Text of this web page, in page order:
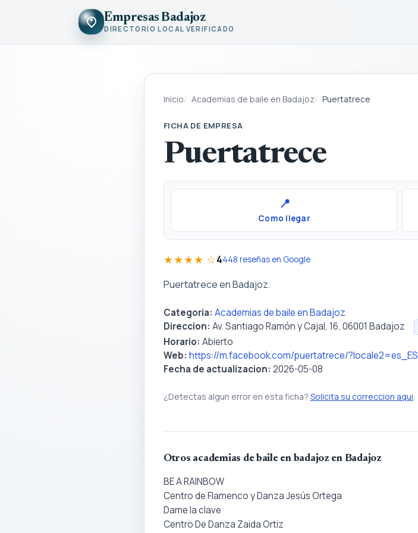
Empresas Badajoz
DIRECTORIO LOCAL VERIFICADO
Inicio Academias de baile en Badajoz Puertatrece
FICHA DE EMPRESA
Puertatrece
📍
Como llegar
★★★★ ☆4448 reseñas en Google
Puertatrece en Badajoz.
Categoria: Academias de baile en Badajoz
Direccion: Av. Santiago Ramón y Cajal, 16, 06001 Badajoz
Horario: Abierto
Web: https://m.facebook.com/puertatrece/?locale2=es_ES
Fecha de actualizacion: 2026-05-08
¿Detectas algun error en esta ficha? Solicita su correccion aqui
Otros academias de baile en badajoz en Badajoz
BE A RAINBOW
Centro de Flamenco y Danza Jesús Ortega
Dame la clave
Centro De Danza Zaida Ortiz